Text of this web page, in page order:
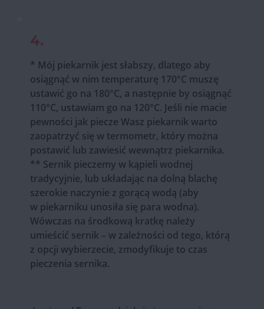
4.
* Mój piekarnik jest słabszy, dlatego aby
osiągnąć w nim temperaturę 170°C muszę
ustawić go na 180°C, a następnie by osiągnąć
110°C, ustawiam go na 120°C. Jeśli nie macie
pewności jak piecze Wasz piekarnik warto
zaopatrzyć się w termometr, który można
postawić lub zawiesić wewnątrz piekarnika.
** Sernik pieczemy w kąpieli wodnej
tradycyjnie, lub układając na dolną blachę
szerokie naczynie z gorącą wodą (aby
w piekarniku unosiła się para wodna).
Wówczas na środkową kratkę należy
umieścić sernik – w zależności od tego, którą
z opcji wybierzecie, zmodyfikuje to czas
pieczenia sernika.